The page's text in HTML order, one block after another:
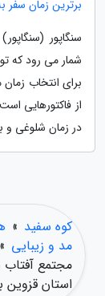
برترین زمان سفر
سنگاپور
شمار می رود که
برای انتخاب
از فاکتورهایی
در زمان شلوغی و
کوه سفید »
مد و زیبایی »
مجتمع
استان قزوین